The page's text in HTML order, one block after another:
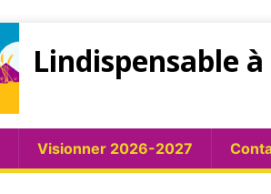
Lindispensable
Visionner 2026-2027